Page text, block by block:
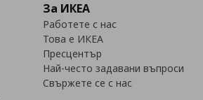
За ИКЕА
Работете с нас
Това е ИКЕА
Пресцентър
Най-често задавани въпроси
Свържете се с нас